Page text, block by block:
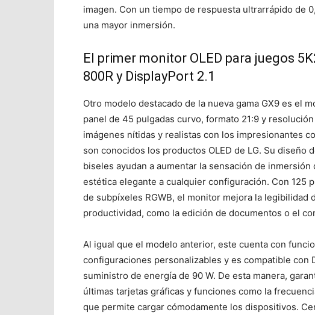
imagen. Con un tiempo de respuesta ultrarrápido de
una mayor inmersión.
El primer monitor OLED para juegos
800R y DisplayPort 2.1
Otro modelo destacado de la nueva gama GX9 es el
panel de 45 pulgadas curvo, formato 21:9 y
imágenes nítidas y realistas con los impresionantes
son conocidos los productos OLED de LG. Su
biseles ayudan a aumentar la sensación de
estética elegante a cualquier configuración. Con 125
de subpíxeles RGWB, el monitor mejora la
productividad, como la edición de documentos o el
Al igual que el modelo anterior, este cuenta con
configuraciones personalizables y es compatible con
suministro de energía de 90 W. De esta manera,
últimas tarjetas gráficas y funciones como la
que permite cargar cómodamente los dispositivos.